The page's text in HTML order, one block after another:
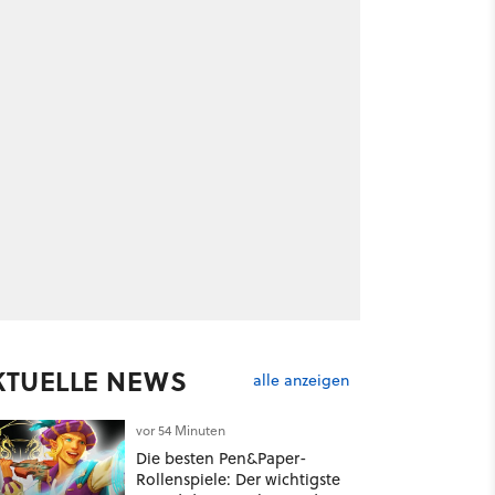
NEWS alle anzeigen
vor 54 Minuten
Die besten Pen&Paper-
Rollenspiele: Der wichtigste